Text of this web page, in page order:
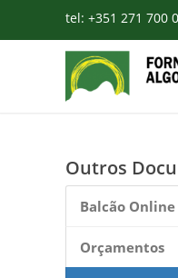
tel: +351 271 700
Outros
Balcão Online
Orçamentos